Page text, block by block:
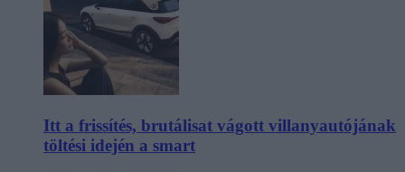
Itt a frissítés, brutálisat vágott villanyautójának
töltési idején a smart